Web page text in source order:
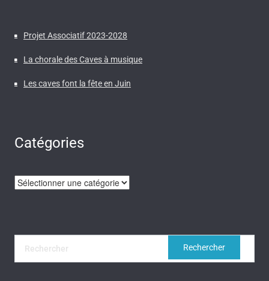
Projet Associatif 2023-2028
La chorale des Caves à musique
Les caves font la fête en Juin
Catégories
Catégories